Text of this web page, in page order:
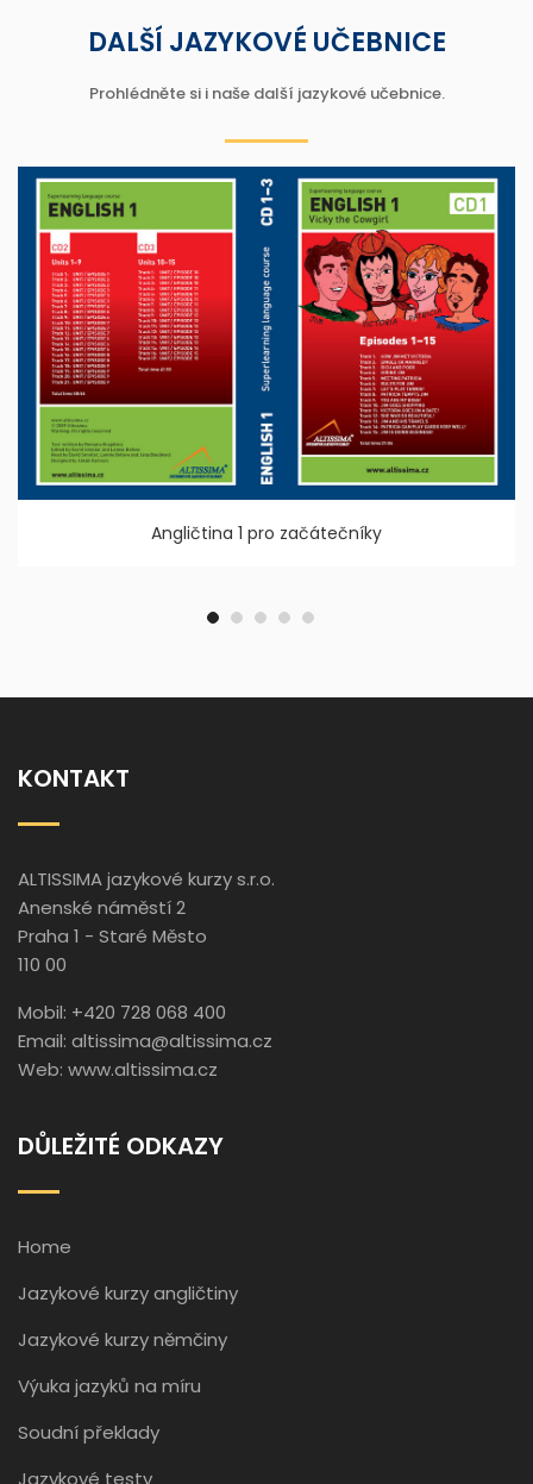
DALŠÍ JAZYKOVÉ UČEBNICE
Prohlédněte si i naše další jazykové učebnice.
Angličtina 1 pro začátečníky
KONTAKT
ALTISSIMA jazykové kurzy s.r.o.
Anenské náměstí 2
Praha 1 - Staré Město
110 00
Mobil: +420 728 068 400
Email: altissima@altissima.cz
Web: www.altissima.cz
DŮLEŽITÉ ODKAZY
Home
Jazykové kurzy angličtiny
Jazykové kurzy němčiny
Výuka jazyků na míru
Soudní překlady
Jazykové testy